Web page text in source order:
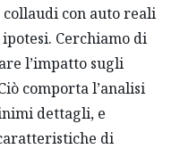
con auto reali
Cerchiamo di
l’impatto sugli
comporta l’analisi
dettagli, e
di